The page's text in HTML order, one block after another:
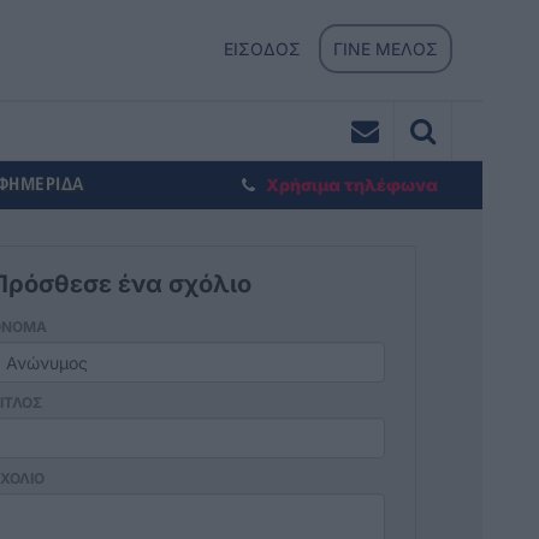
ΕΙΣΟΔΟΣ ΓΙΝΕ ΜΕΛΟΣ
Χρήσιμα τηλέφωνα
ένα σχόλιο